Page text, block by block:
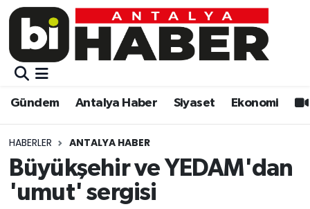
Gündem Antalya Haber Siyaset Ekonomi
HABERLER ANTALYA HABER
Büyükşehir ve YEDAM'dan
'umut' sergisi
Gündem
Siyaset
Ekonomi
Video
Gündem
Siyaset
Eğitim
Ekonomi
Muratpaşa Nöbetçi Eczaneler
Muratpaşa Trafik Yoğunluk Haritası
Süper Lig Puan Durumu ve Fikstür
Tüm Manşetler